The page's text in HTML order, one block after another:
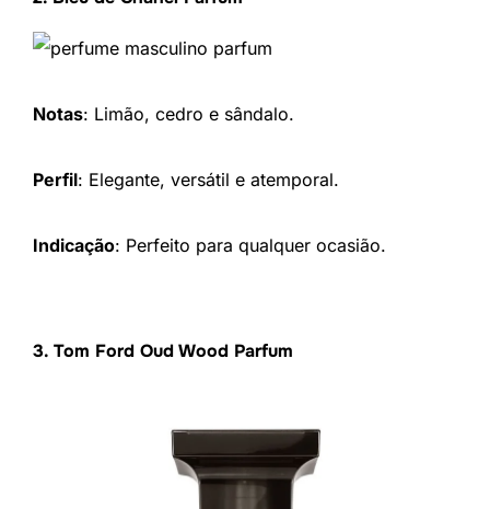
Notas: Limão, cedro e sândalo.
Perfil: Elegante, versátil e atemporal.
Indicação: Perfeito para qualquer ocasião.
3. Tom Ford Oud Wood Parfum